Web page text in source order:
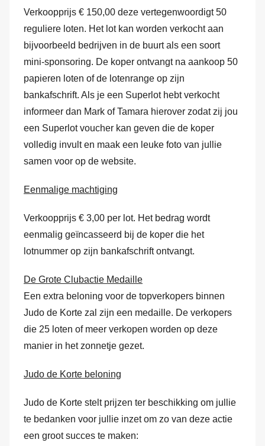
Verkoopprijs € 150,00 deze vertegenwoordigt 50
reguliere loten. Het lot kan worden verkocht aan
bijvoorbeeld bedrijven in de buurt als een soort
mini-sponsoring. De koper ontvangt na aankoop 50
papieren loten of de lotenrange op zijn
bankafschrift. Als je een Superlot hebt verkocht
informeer dan Mark of Tamara hierover zodat zij jou
een Superlot voucher kan geven die de koper
volledig invult en maak een leuke foto van jullie
samen voor op de website.
Eenmalige machtiging
Verkoopprijs € 3,00 per lot. Het bedrag wordt
eenmalig geïncasseerd bij de koper die het
lotnummer op zijn bankafschrift ontvangt.
De Grote Clubactie Medaille
Een extra beloning voor de topverkopers binnen
Judo de Korte zal zijn een medaille. De verkopers
die 25 loten of meer verkopen worden op deze
manier in het zonnetje gezet.
Judo de Korte beloning
Judo de Korte stelt prijzen ter beschikking om jullie
te bedanken voor jullie inzet om zo van deze actie
een groot succes te maken: